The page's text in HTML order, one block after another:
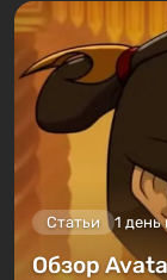
Статьи 1 день
Обзор